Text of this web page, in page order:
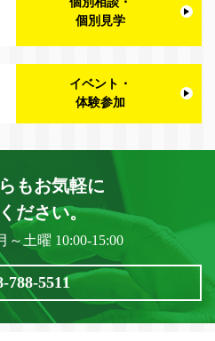
個別見学
イベント・
体験参加
もお気軽に
ださい。
～土曜 10:00-15:00
788-5511